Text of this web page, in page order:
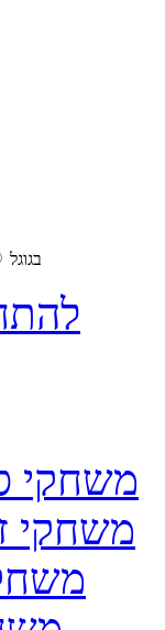
בגוגל
משחקי
משחקי